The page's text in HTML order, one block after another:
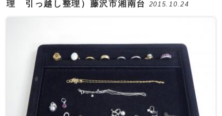
理 引っ越し整理）藤沢市湘南台
2015.10.24